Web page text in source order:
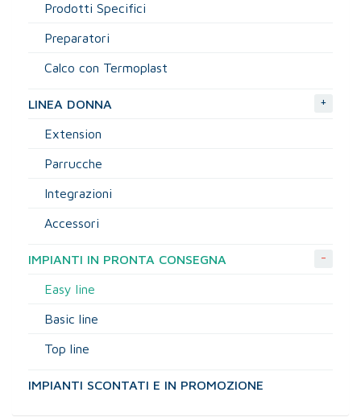
Prodotti Specifici
Preparatori
Calco con Termoplast
LINEA DONNA +
Extension
Parrucche
Integrazioni
Accessori
IMPIANTI IN PRONTA CONSEGNA -
Easy line
Basic line
Top line
IMPIANTI SCONTATI E IN PROMOZIONE